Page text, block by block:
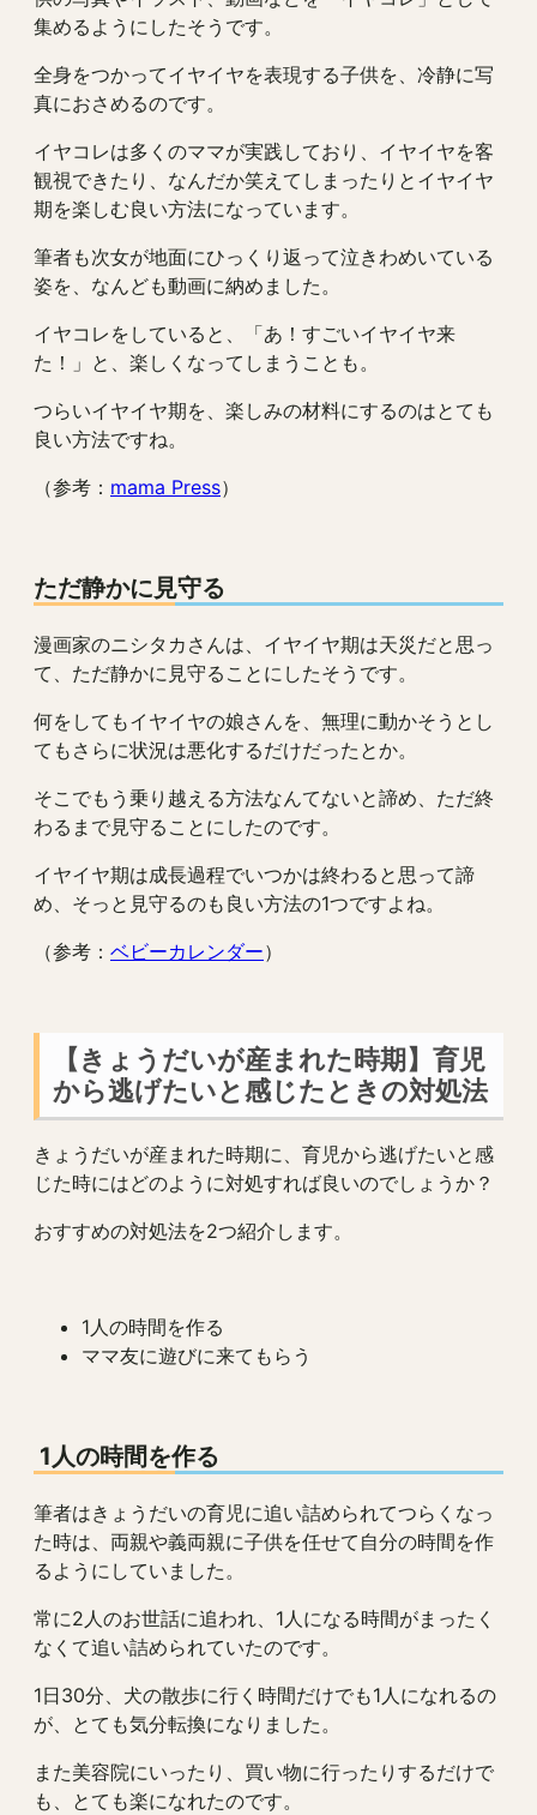
集めるようにしたそうです。
全身をつかってイヤイヤを表現する子供を、冷静に写
真におさめるのです。
イヤコレは多くのママが実践しており、イヤイヤを客
観視できたり、なんだか笑えてしまったりとイヤイヤ
期を楽しむ良い方法になっています。
筆者も次女が地面にひっくり返って泣きわめいている
姿を、なんども動画に納めました。
イヤコレをしていると、「あ！すごいイヤイヤ来
た！」と、楽しくなってしまうことも。
つらいイヤイヤ期を、楽しみの材料にするのはとても
良い方法ですね。
（参考： mama Press）
ただ静かに見守る
漫画家のニシタカさんは、イヤイヤ期は天災だと思っ
て、ただ静かに見守ることにしたそうです。
何をしてもイヤイヤの娘さんを、無理に動かそうとし
てもさらに状況は悪化するだけだったとか。
そこでもう乗り越える方法なんてないと諦め、ただ終
わるまで見守ることにしたのです。
イヤイヤ期は成長過程でいつかは終わると思って諦
め、そっと見守るのも良い方法の1つですよね。
（参考： ベビーカレンダー）
【きょうだいが産まれた時期】育児
から逃げたいと感じたときの対処法
きょうだいが産まれた時期に、育児から逃げたいと感
じた時にはどのように対処すれば良いのでしょうか？
おすすめの対処法を2つ紹介します。
1人の時間を作る
ママ友に遊びに来てもらう
1人の時間を作る
筆者はきょうだいの育児に追い詰められてつらくなっ
た時は、両親や義両親に子供を任せて自分の時間を作
るようにしていました。
常に2人のお世話に追われ、1人になる時間がまったく
なくて追い詰められていたのです。
1日30分、犬の散歩に行く時間だけでも1人になれるの
が、とても気分転換になりました。
また美容院にいったり、買い物に行ったりするだけで
も、とても楽になれたのです。